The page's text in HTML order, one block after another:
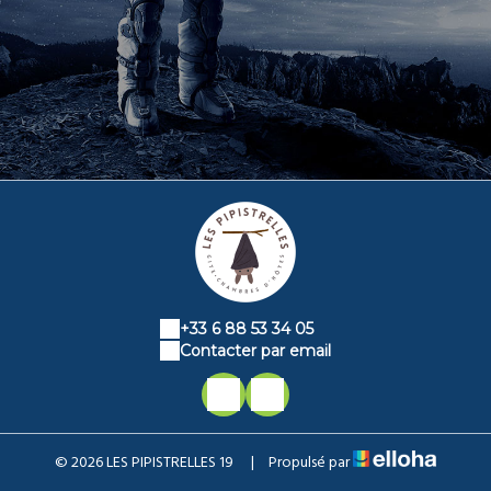
+33 6 88 53 34 05
Contacter par email
© 2026 LES PIPISTRELLES 19 | Propulsé par